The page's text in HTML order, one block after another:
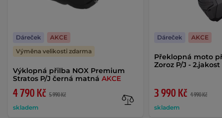
Výklopná přilba NOX Premium
Stratos P/J černá matná AKCE
4 790 Kč 5 990 Kč
skladem
Dáreček
AKCE
Výměna velikosti zdarma
Překlopná moto
Zoroz P/J - 2.jakost
3 990 Kč 4 990 Kč
skladem
Dáreček AKCE